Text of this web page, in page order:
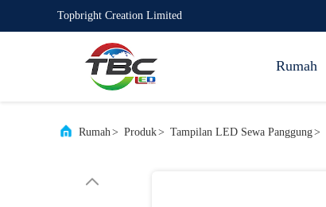
Topbright Creation Limited
Rumah
Rumah> Produk> Tampilan LED Sewa Panggung>